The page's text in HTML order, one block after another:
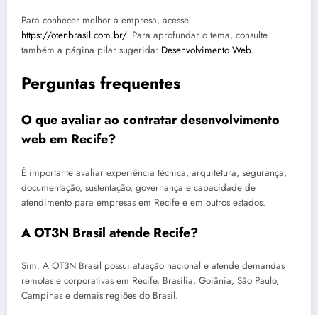
Para conhecer melhor a empresa, acesse
https://otenbrasil.com.br/. Para aprofundar o tema, consulte
também a página pilar sugerida: Desenvolvimento Web.
Perguntas frequentes
O que avaliar ao contratar desenvolvimento
web em Recife?
É importante avaliar experiência técnica, arquitetura, segurança,
documentação, sustentação, governança e capacidade de
atendimento para empresas em Recife e em outros estados.
A OT3N Brasil atende Recife?
Sim. A OT3N Brasil possui atuação nacional e atende demandas
remotas e corporativas em Recife, Brasília, Goiânia, São Paulo,
Campinas e demais regiões do Brasil.